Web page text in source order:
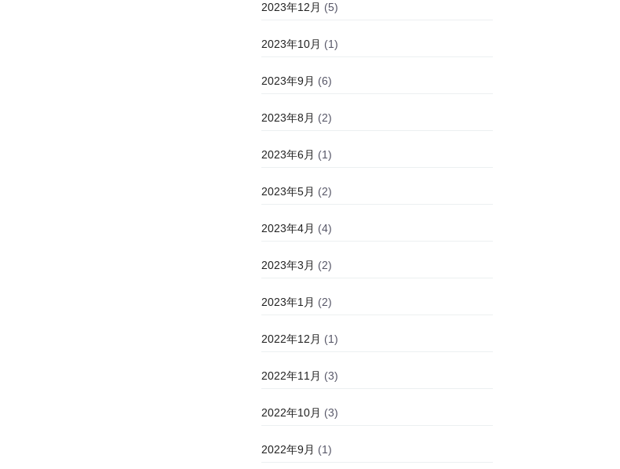
2023年12月 (5)
2023年10月 (1)
2023年9月 (6)
2023年8月 (2)
2023年6月 (1)
2023年5月 (2)
2023年4月 (4)
2023年3月 (2)
2023年1月 (2)
2022年12月 (1)
2022年11月 (3)
2022年10月 (3)
2022年9月 (1)